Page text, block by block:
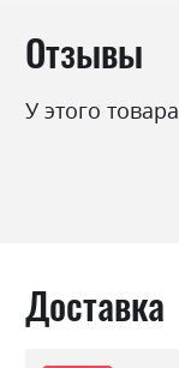
Отзывы
У этого
Доставка